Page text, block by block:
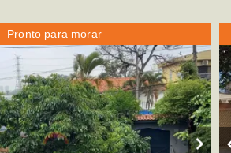
Pronto para morar